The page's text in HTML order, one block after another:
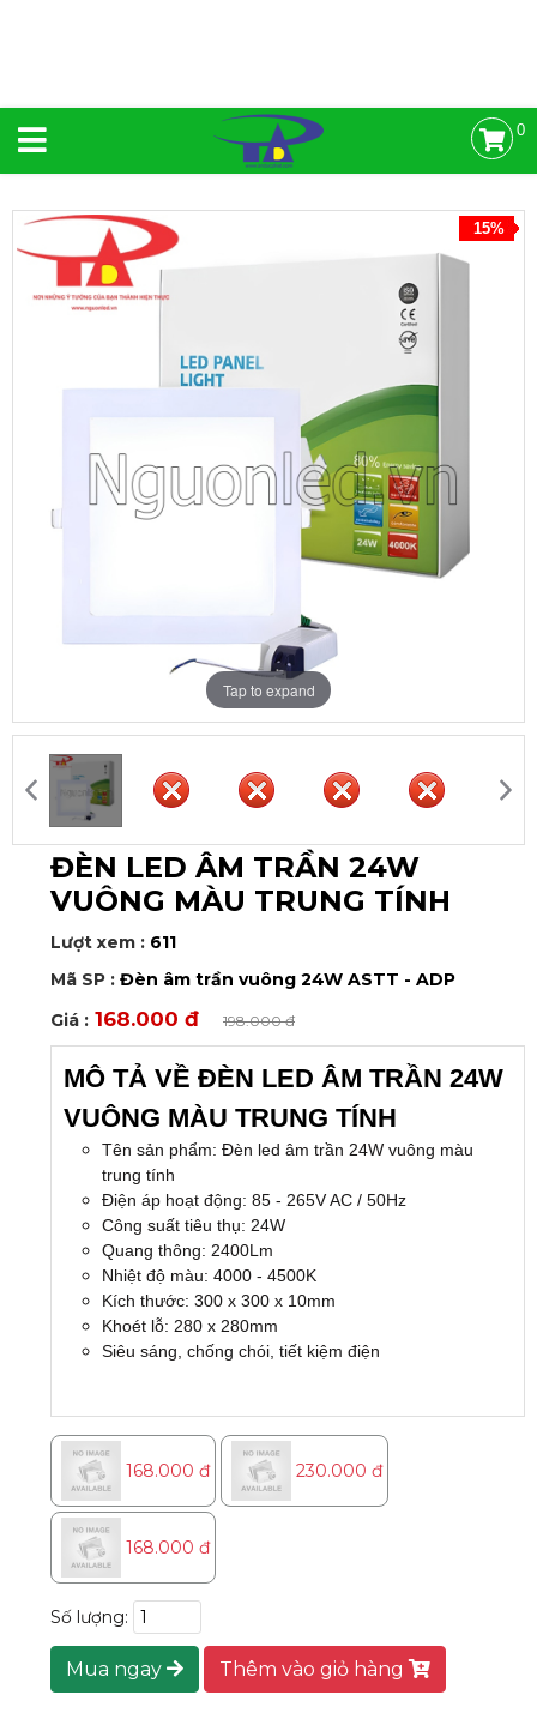
0
Tap to expand
15%
ĐÈN LED ÂM TRẦN 24W
VUÔNG MÀU TRUNG TÍNH
Lượt xem : 611
Mã SP : Đèn âm trần vuông 24W ASTT - ADP
Giá : 168.000 đ 198.000 đ
MÔ TẢ VỀ ĐÈN LED ÂM TRẦN 24W
VUÔNG MÀU TRUNG TÍNH
Tên sản phẩm: Đèn led âm trần 24W vuông màu
trung tính
Điện áp hoạt động: 85 - 265V AC / 50Hz
Công suất tiêu thụ: 24W
Quang thông: 2400Lm
Nhiệt độ màu: 4000 - 4500K
Kích thước: 300 x 300 x 10mm
Khoét lỗ: 280 x 280mm
Siêu sáng, chống chói, tiết kiệm điện
168.000 đ 230.000 đ
168.000 đ
Số lượng:
Mua ngay Thêm vào giỏ hàng